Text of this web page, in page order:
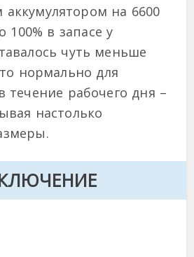
на 6600
100% в запасе у
чуть меньше
нормально для
течение рабочего дня –
настолько